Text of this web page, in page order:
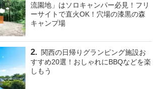
流園地」はソロキャンパー必見！フリ
ーサイトで直火OK！穴場の漆黒の森
キャンプ場
関西の日帰りグランピング施設お
すすめ20選！おしゃれにBBQなどを楽
しもう